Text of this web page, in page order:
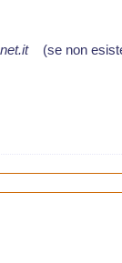
(se non